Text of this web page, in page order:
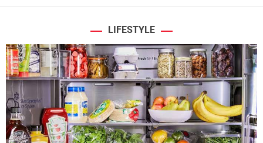
LIFESTYLE